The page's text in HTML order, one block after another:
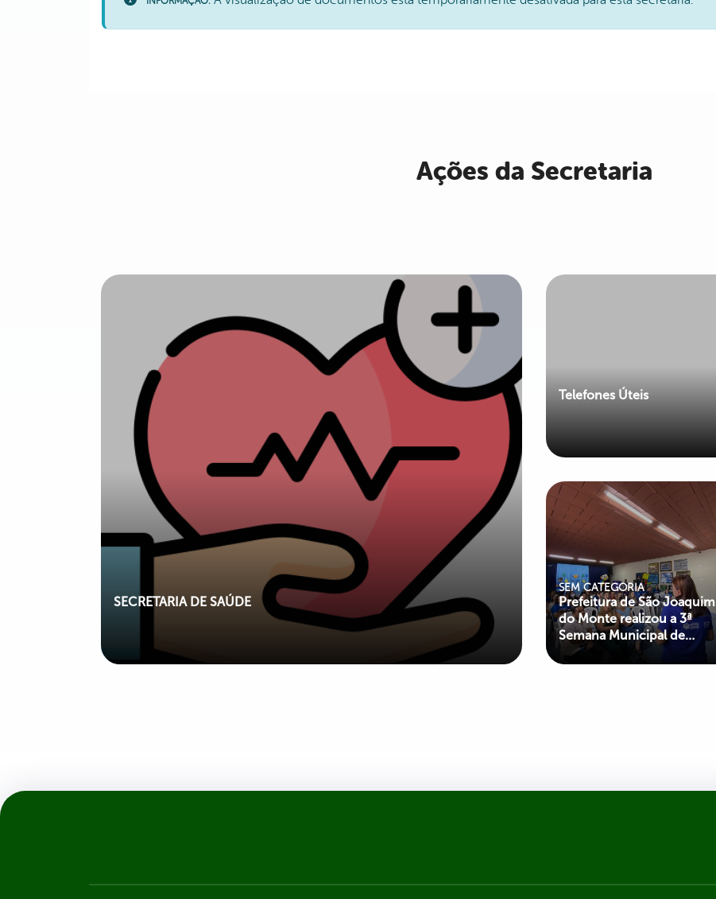
Ações da Secretaria
SECRETARIA DE SAÚDE
Telefones Úteis
SEM CATEGORIA
Prefeitura de São Joaquim
do Monte realizou a 3ª
Semana Municipal de
Conscientização do
Autismo*